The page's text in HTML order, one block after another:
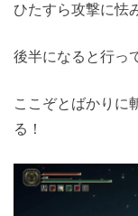
ひたすら攻撃に怯
後半になると行っ
ここぞとばかり
る！